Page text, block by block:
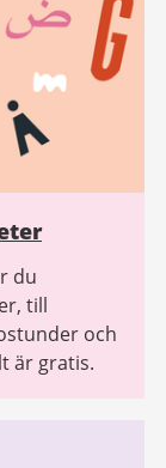
du
till
och
är gratis.